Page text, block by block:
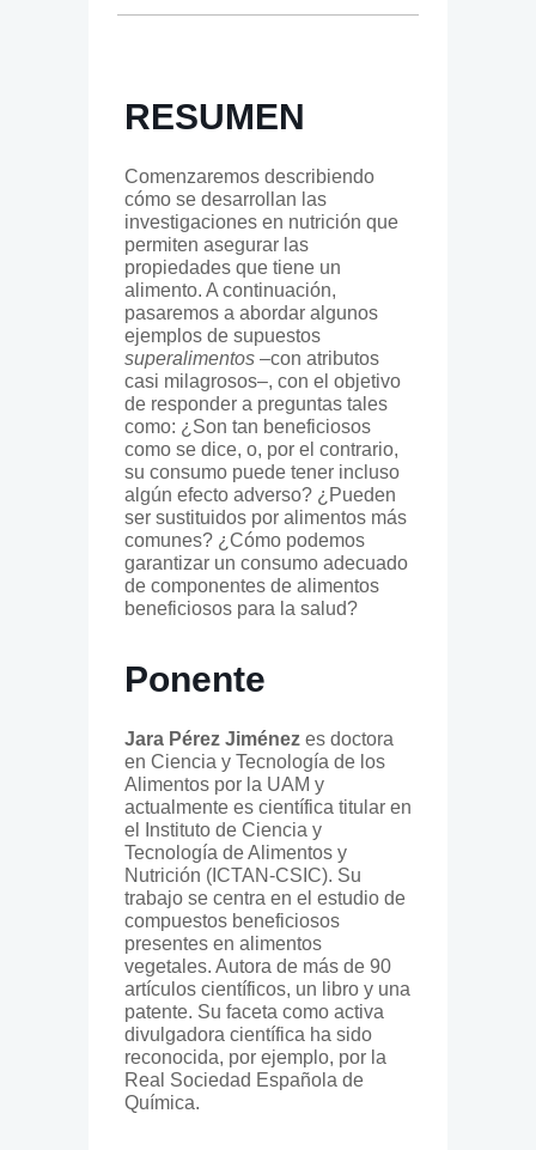
RESUMEN
Comenzaremos describiendo
cómo se desarrollan las
investigaciones en nutrición que
permiten asegurar las
propiedades que tiene un
alimento. A continuación,
pasaremos a abordar algunos
ejemplos de supuestos
superalimentos –con atributos
casi milagrosos–, con el objetivo
de responder a preguntas tales
como: ¿Son tan beneficiosos
como se dice, o, por el contrario,
su consumo puede tener incluso
algún efecto adverso? ¿Pueden
ser sustituidos por alimentos más
comunes? ¿Cómo podemos
garantizar un consumo adecuado
de componentes de alimentos
beneficiosos para la salud?
Ponente
Jara Pérez Jiménez es doctora
en Ciencia y Tecnología de los
Alimentos por la UAM y
actualmente es científica titular en
el Instituto de Ciencia y
Tecnología de Alimentos y
Nutrición (ICTAN-CSIC). Su
trabajo se centra en el estudio de
compuestos beneficiosos
presentes en alimentos
vegetales. Autora de más de 90
artículos científicos, un libro y una
patente. Su faceta como activa
divulgadora científica ha sido
reconocida, por ejemplo, por la
Real Sociedad Española de
Química.